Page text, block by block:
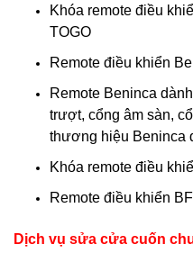
Khóa remote điều
TOGO
Remote điều khiển
Remote Beninca
trượt, cổng âm sàn,
thương hiệu Beninca
Khóa remote điều
Remote điều khiển
Dịch vụ sửa cửa cuốn